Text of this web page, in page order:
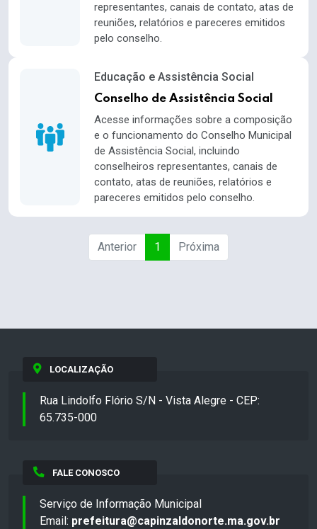
representantes, canais de contato, atas de
reuniões, relatórios e pareceres emitidos
pelo conselho.
Educação e Assistência Social
Conselho de Assistência Social
Acesse informações sobre a composição
e o funcionamento do Conselho Municipal
de Assistência Social, incluindo
conselheiros representantes, canais de
contato, atas de reuniões, relatórios e
pareceres emitidos pelo conselho.
Anterior 1 Próxima
LOCALIZAÇÃO
Rua Lindolfo Flório S/N - Vista Alegre - CEP:
65.735-000
FALE CONOSCO
Serviço de Informação Municipal
Email: prefeitura@capinzaldonorte.ma.gov.br